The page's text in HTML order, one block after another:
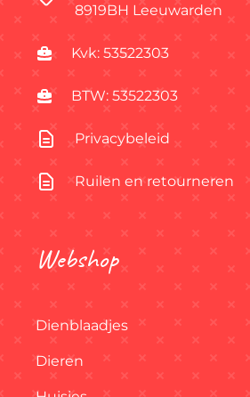
8919BH Leeuwarden
Kvk: 53522303
BTW: 53522303
Privacybeleid
Ruilen en retourneren
Webshop
Dienblaadjes
Dieren